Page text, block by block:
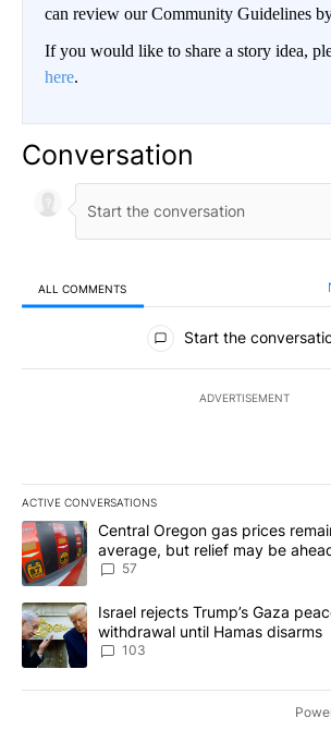
can review our Community Guidelines
If you would like to share a story idea,
here.
Conversation
ALL COMMENTS
All Comments
Start the
ADVERTISEMENT
ACTIVE CONVERSATIONS
The following is a list of the most
A trending article titled "Central Oregon
Central Oregon gas prices
average, but relief may be
57
A trending article titled "Israel rejects
Israel rejects Trump’s Gaza
withdrawal until Hamas disarms
103